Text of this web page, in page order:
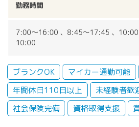
勤務時間
7:00～16:00 、8:45～17:45 、
10:00
ブランクOK マイカー通勤可能
年間休日110日以上
未経験者歓
社会保険完備
資格取得支援